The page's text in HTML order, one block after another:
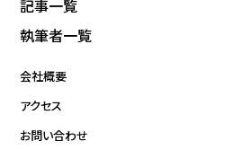
記事一覧
執筆者一覧
会社概要
アクセス
お問い合わせ